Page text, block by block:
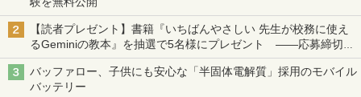
【読者プレゼント】書籍『いちばんやさしい 先生が校務に使え
るGeminiの教本』を抽選で5名様にプレゼント ――応募締切は
2026年8月12日（水）まで
バッファロー、子供にも安心な「半固体電解質」採用のモバイル
バッテリー